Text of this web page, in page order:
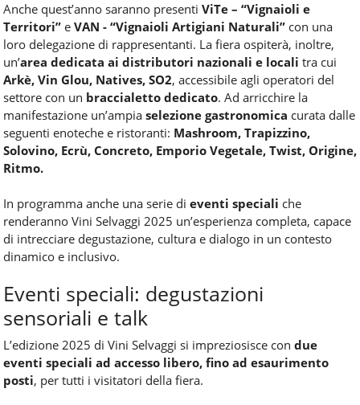
Anche quest’anno saranno presenti ViTe – “Vignaioli e
Territori” e VAN - “Vignaioli Artigiani Naturali” con una
loro delegazione di rappresentanti. La fiera ospiterà, inoltre,
un’area dedicata ai distributori nazionali e locali tra cui
Arkè, Vin Glou, Natives, SO2, accessibile agli operatori del
settore con un braccialetto dedicato. Ad arricchire la
manifestazione un’ampia selezione gastronomica curata dalle
seguenti enoteche e ristoranti: Mashroom, Trapizzino,
Solovino, Ecrù, Concreto, Emporio Vegetale, Twist, Origine,
Ritmo.
In programma anche una serie di eventi speciali che
renderanno Vini Selvaggi 2025 un’esperienza completa, capace
di intrecciare degustazione, cultura e dialogo in un contesto
dinamico e inclusivo.
Eventi speciali: degustazioni
sensoriali e talk
L’edizione 2025 di Vini Selvaggi si impreziosisce con due
eventi speciali ad accesso libero, fino ad esaurimento
posti, per tutti i visitatori della fiera.